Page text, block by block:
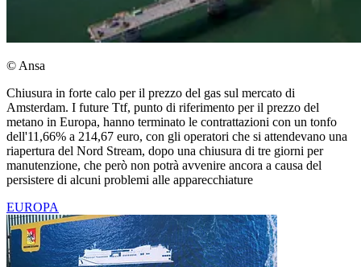
© Ansa
Chiusura in forte calo per il prezzo del gas sul mercato di
Amsterdam. I future Ttf, punto di riferimento per il prezzo del
metano in Europa, hanno terminato le contrattazioni con un tonfo
dell'11,66% a 214,67 euro, con gli operatori che si attendevano una
riapertura del Nord Stream, dopo una chiusura di tre giorni per
manutenzione, che però non potrà avvenire ancora a causa del
persistere di alcuni problemi alle apparecchiature
EUROPA